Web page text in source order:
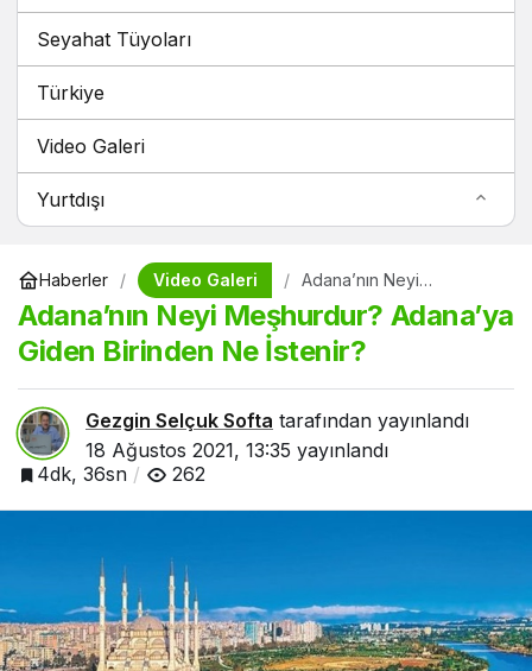
Seyahat Tüyoları
Türkiye
Video Galeri
Yurtdışı
Haberler Video Galeri
Adana’nın Neyi
Giden Birinden Ne
İstenir?
Adana’nın Neyi Meşhurdur? Adana’ya
Giden Birinden Ne İstenir?
Gezgin Selçuk Softa tarafından yayınlandı
18 Ağustos 2021, 13:35 yayınlandı
4dk, 36sn
262